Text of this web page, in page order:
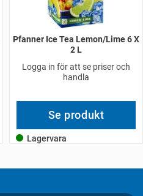
Pfanner Ice Tea Lemon/Lime 6 X
2 L
Logga in för att se priser och
handla
Se produkt
Lagervara